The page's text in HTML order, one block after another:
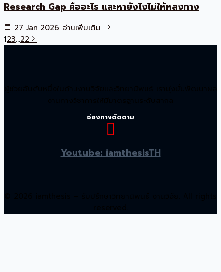
Research Gap คืออะไร และหายังไงไม่ให้หลงทาง
27 Jan 2026 อ่านเพิ่มเติม
123…22
ช่องทางติดตาม
Youtube: iamthesisTH